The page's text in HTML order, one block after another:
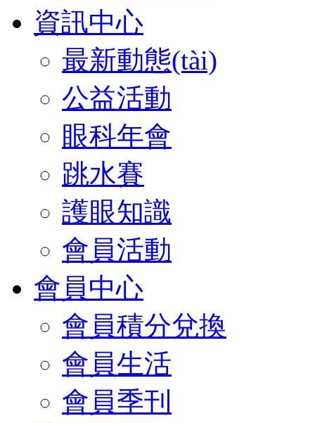
資訊中心
最新動態(tài)
公益活動
眼科年會
跳水賽
護眼知識
會員活動
會員中心
會員積分兌換
會員生活
會員季刊